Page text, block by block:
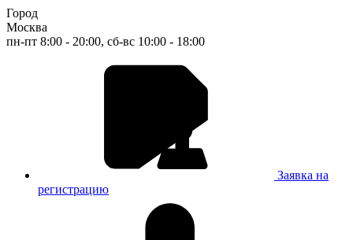
Город
Москва
пн-пт 8:00 - 20:00, сб-вс 10:00 - 18:00
Заявка на
регистрацию